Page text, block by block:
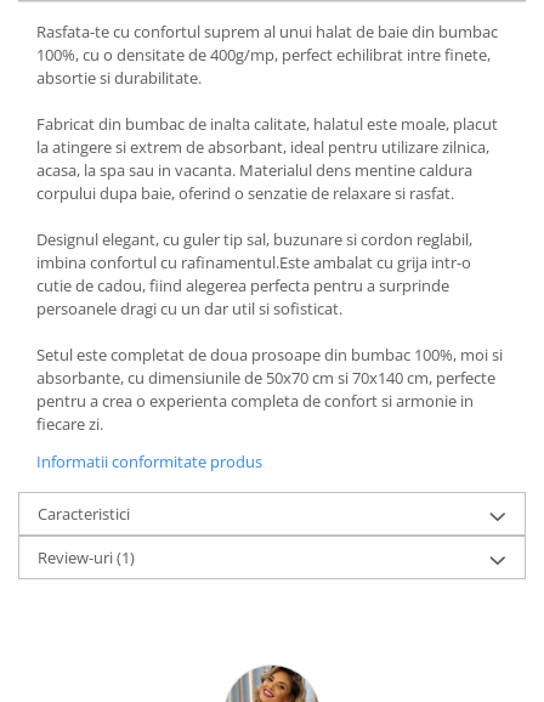
Rasfata-te cu confortul suprem al unui halat de baie din bumbac
100%, cu o densitate de 400g/mp, perfect echilibrat intre finete,
absortie si durabilitate.
Fabricat din bumbac de inalta calitate, halatul este moale, placut
la atingere si extrem de absorbant, ideal pentru utilizare zilnica,
acasa, la spa sau in vacanta. Materialul dens mentine caldura
corpului dupa baie, oferind o senzatie de relaxare si rasfat.
Designul elegant, cu guler tip sal, buzunare si cordon reglabil,
imbina confortul cu rafinamentul.Este ambalat cu grija intr-o
cutie de cadou, fiind alegerea perfecta pentru a surprinde
persoanele dragi cu un dar util si sofisticat.
Setul este completat de doua prosoape din bumbac 100%, moi si
absorbante, cu dimensiunile de 50x70 cm si 70x140 cm, perfecte
pentru a crea o experienta completa de confort si armonie in
fiecare zi.
Informatii conformitate produs
Caracteristici
Review-uri(1)